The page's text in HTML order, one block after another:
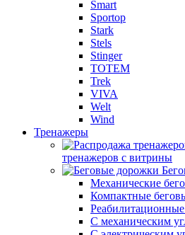
Smart
Sportop
Stark
Stels
Stinger
TOTEM
Trek
VIVA
Welt
Wind
Тренажеры
тренажеров с витрины
Механические
Компактные
С механическим